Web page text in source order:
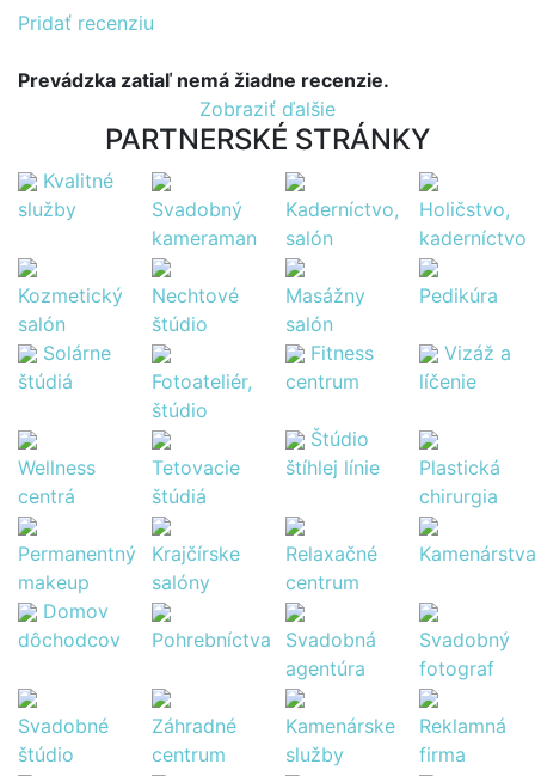
Pridať recenziu
Prevádzka zatiaľ nemá žiadne recenzie.
Zobraziť ďalšie
PARTNERSKÉ STRÁNKY
Kvalitné
služby
Svadobný
kameraman
Kaderníctvo,
salón
Holičstvo,
kaderníctvo
Kozmetický
salón
Nechtové
štúdio
Masážny
salón
Pedikúra
Solárne
štúdiá
Fotoateliér,
štúdio
Fitness
centrum
Vizáž a
líčenie
Wellness
centrá
Tetovacie
štúdiá
Štúdio
štíhlej línie
Plastická
chirurgia
Permanentný
makeup
Krajčírske
salóny
Relaxačné
centrum
Kamenárstva
Domov
dôchodcov
Pohrebníctva
Svadobná
agentúra
Svadobný
fotograf
Svadobné
štúdio
Záhradné
centrum
Kamenárske
služby
Reklamná
firma